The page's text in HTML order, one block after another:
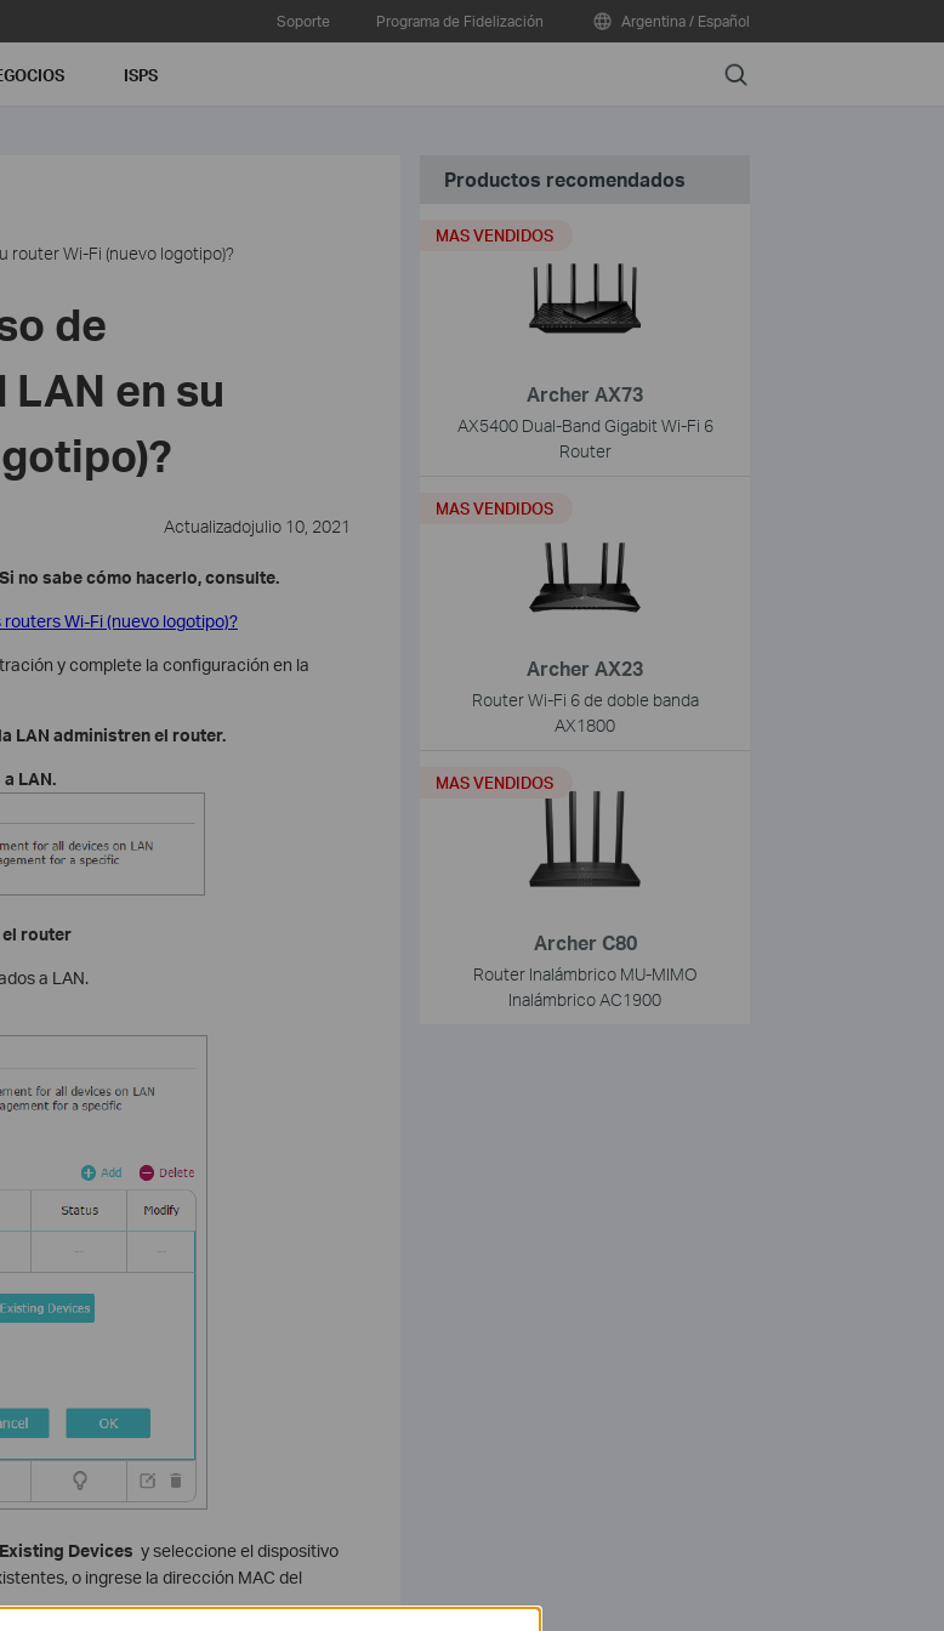
Soporte Programa de Fidelización Argentina / Español
ISPS Search
router Wi-Fi (nuevo logotipo)?
de
en su
Actualizadojulio 10, 2021
no sabe cómo hacerlo, consulte.
Wi-Fi (nuevo logotipo)?
y complete la configuración en la
LAN administren el router.
LAN.
router
a LAN.
Devices y seleccione el dispositivo
o ingrese la dirección MAC del
Productos recomendados
Archer AX73
AX5400 Dual-Band Gigabit Wi-Fi 6
Router
MAS VENDIDOS
Archer AX23
Router Wi-Fi 6 de doble banda
AX1800
MAS VENDIDOS
Archer C80
Router Inalámbrico MU-MIMO
Inalámbrico AC1900
MAS VENDIDOS